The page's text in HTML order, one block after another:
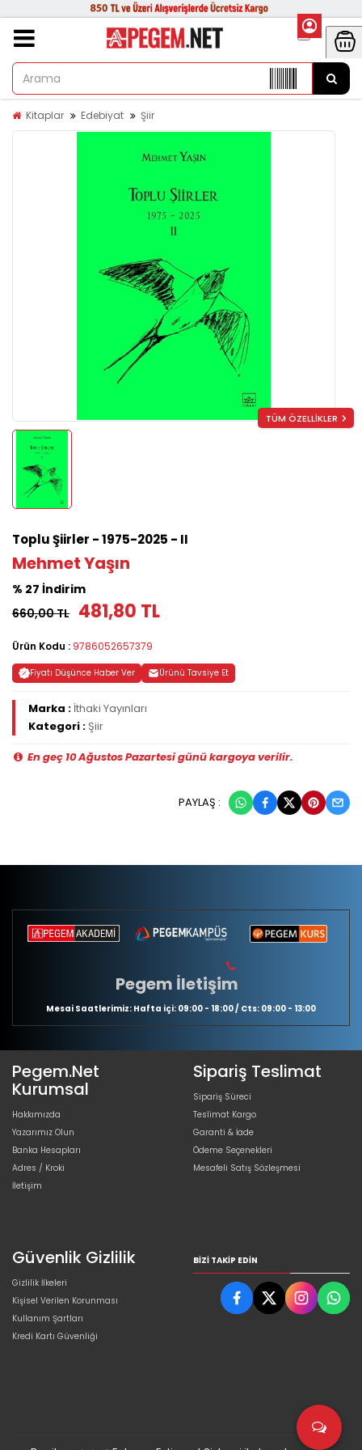
Kitaplar Edebiyat Şiir
TÜM ÖZELLİKLER
Toplu Şiirler - 1975-2025 - II
Mehmet Yaşın
% 27 İndirim
660,00 TL 481,80 TL
Ürün Kodu : 9786052657379
Fiyatı Düşünce Haber Ver Ürünü Tavsiye Et
Marka : İthaki Yayınları
Kategori :Şiir
En geç 10 Ağustos Pazartesi günü kargoya verilir.
PAYLAŞ :
Pegem İletişim
Mesai Saatlerimiz: Hafta içi: 09:00 - 18:00 / Cts: 09:00 - 13:00
Pegem.Net
Kurumsal
Hakkımızda
Yazarımız Olun
Banka Hesapları
Adres / Kroki
İletişim
Sipariş Teslimat
Sipariş Süreci
Teslimat Kargo
Garanti & İade
Ödeme Seçenekleri
Mesafeli Satış Sözleşmesi
Güvenlik Gizlilik
Gizlilik İlkeleri
Kişisel Verilen Korunması
Kullanım Şartları
Kredi Kartı Güvenliği
BIZI TAKIP EDIN